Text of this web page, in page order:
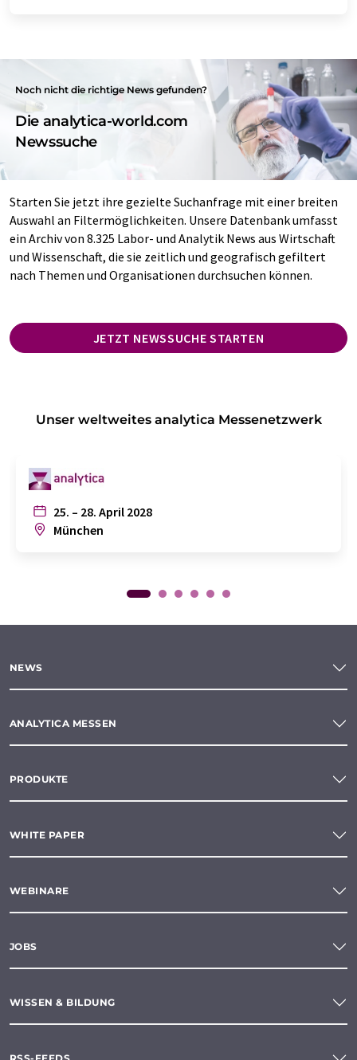
Noch nicht die richtige News gefunden?
Die analytica-world.com
Newssuche
Starten Sie jetzt ihre gezielte Suchanfrage mit einer breiten
Auswahl an Filtermöglichkeiten. Unsere Datenbank umfasst
ein Archiv von 8.325 Labor- und Analytik News aus Wirtschaft
und Wissenschaft, die sie zeitlich und geografisch gefiltert
nach Themen und Organisationen durchsuchen können.
JETZT NEWSSUCHE STARTEN
Unser weltweites analytica Messenetzwerk
25. – 28. April 2028
München
NEWS
ANALYTICA MESSEN
PRODUKTE
WHITE PAPER
WEBINARE
JOBS
WISSEN & BILDUNG